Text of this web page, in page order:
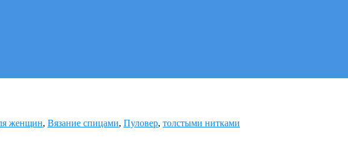
женщин, Вязание спицами, Пуловер, толстыми нитками